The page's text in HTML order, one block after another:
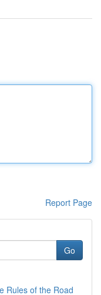
Report Page
Go
Rules of the Road